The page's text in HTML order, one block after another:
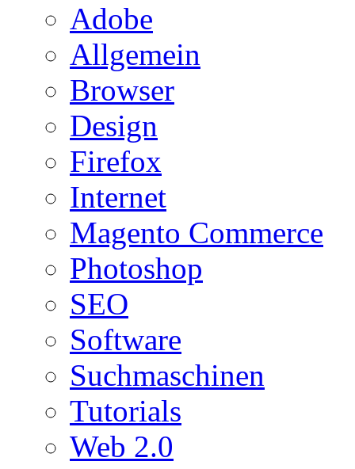
Adobe
Allgemein
Browser
Design
Firefox
Internet
Magento Commerce
Photoshop
SEO
Software
Suchmaschinen
Tutorials
Web 2.0